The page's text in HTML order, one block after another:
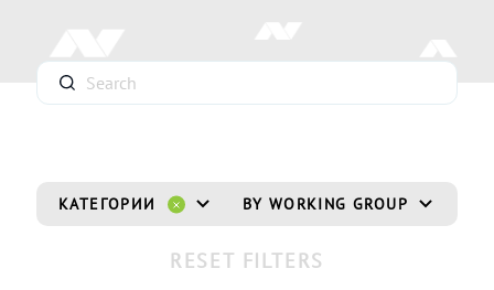
КАТЕГОРИИ BY WORKING GROUP
RESET FILTERS